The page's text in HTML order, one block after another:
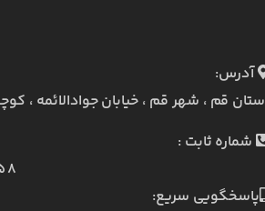
آدرس:
قم ، شهر قم ، خیابان جوادالائمه ، کوچه ۲۴ ،
شماره ثابت :
پاسخگویی سریع: